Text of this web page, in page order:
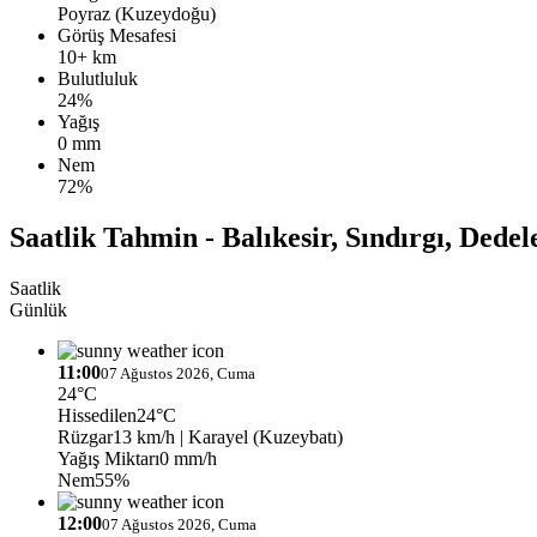
Poyraz (Kuzeydoğu)
Görüş Mesafesi
10+ km
Bulutluluk
24%
Yağış
0 mm
Nem
72%
Saatlik Tahmin - Balıkesir, Sındırgı,
Saatlik
Günlük
11:0007 Ağustos 2026, Cuma
24°C
Hissedilen24°C
Rüzgar13 km/h | Karayel (Kuzeybatı)
Yağış Miktarı0 mm/h
Nem55%
12:0007 Ağustos 2026, Cuma